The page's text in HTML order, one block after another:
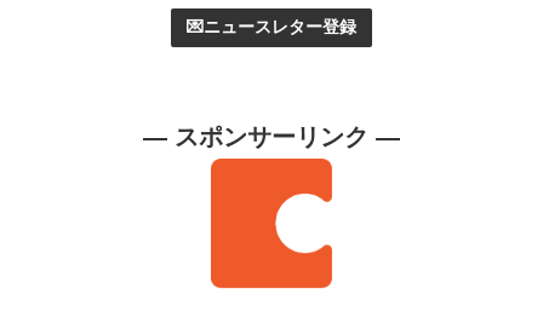
💌ニュースレター登録
— スポンサーリンク —